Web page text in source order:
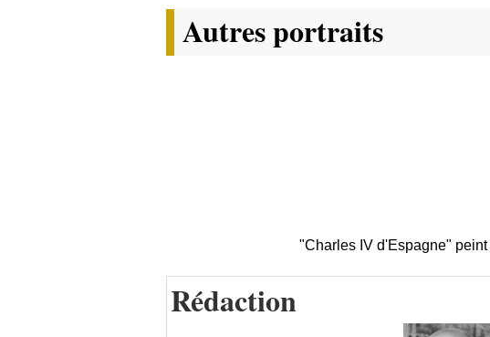
Autres portraits
"Charles IV d'Espagne"
Rédaction